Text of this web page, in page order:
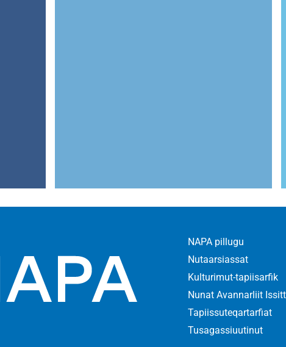
praktikkerfittut
NAPA prakikkerfittut
qanoq innersoq aamma
pratikkertorisimasagut
NAPA pillugu
Nutaarsiassat
Kulturimut-tapiisarfik
Nunat Avannarliit
Tapiissuteqartarfiat
Tusagassiuutinut